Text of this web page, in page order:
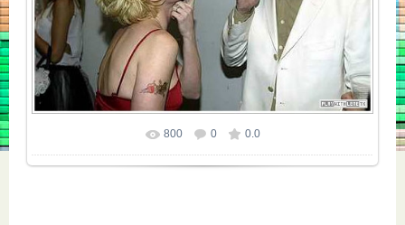
800 0 0.0